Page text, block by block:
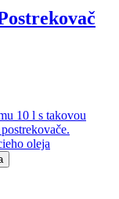
10 l s takovou
oleja